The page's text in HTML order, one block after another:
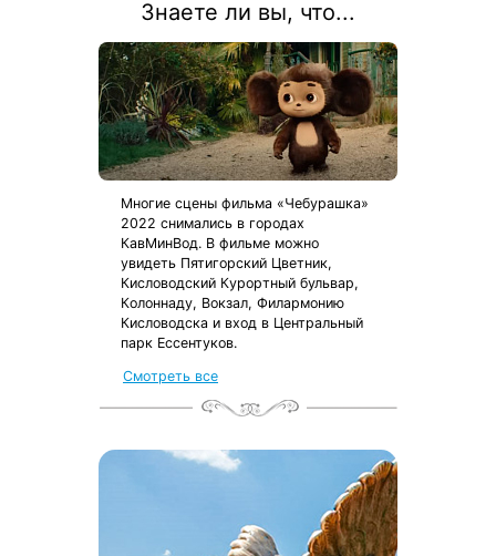
Знаете ли вы, что...
Многие сцены фильма «Чебурашка»
2022 снимались в городах
КавМинВод. В фильме можно
увидеть Пятигорский Цветник,
Кисловодский Курортный бульвар,
Колоннаду, Вокзал, Филармонию
Кисловодска и вход в Центральный
парк Ессентуков.
Смотреть все